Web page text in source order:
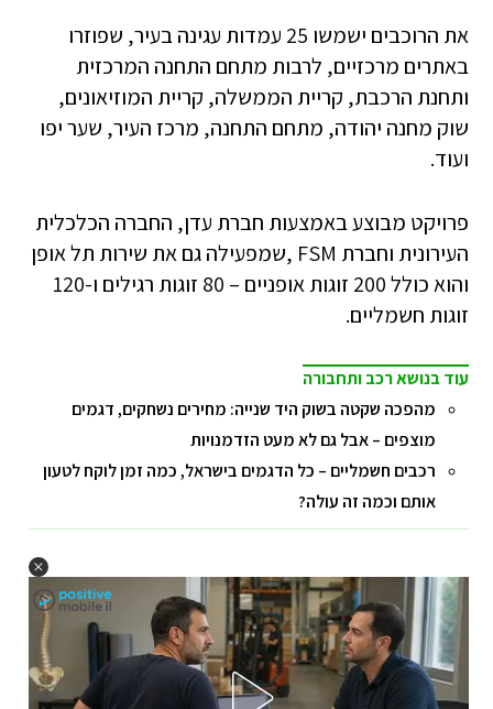
את הרוכבים ישמשו 25 עמדות עגינה בעיר, שפוזרו
באתרים מרכזיים, לרבות מתחם התחנה המרכזית
ותחנת הרכבת, קריית הממשלה, קריית המוזיאונים,
שוק מחנה יהודה, מתחם התחנה, מרכז העיר, שער יפו
ועוד.
פרויקט מבוצע באמצעות חברת עדן, החברה הכלכלית
העירונית וחברת FSM ,שמפעילה גם את שירות תל אופן
והוא כולל 200 זוגות אופניים – 80 זוגות רגילים ו-120
זוגות חשמליים.
עוד בנושא רכב ותחבורה
מהפכה שקטה בשוק היד שנייה: מחירים נשחקים, דגמים
מוצפים – אבל גם לא מעט הזדמנויות
רכבים חשמליים – כל הדגמים בישראל, כמה זמן לוקח לטעון
אותם וכמה זה עולה?